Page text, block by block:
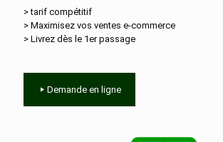
> tarif compétitif
> Maximisez vos ventes e‑commerce
> Livrez dès le 1er passage
Demande en ligne